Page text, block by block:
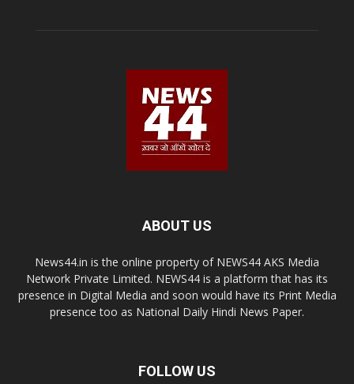
ABOUT US
News44.in is the online property of NEWS44 AKS Media
Network Private Limited. NEWS44 is a platform that has its
presence in Digital Media and soon would have its Print Media
presence too as National Daily Hindi News Paper.
FOLLOW US